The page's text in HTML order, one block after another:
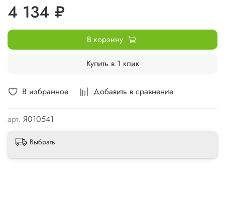
В избранное Добавить в сравнение
арт. Я010541
4 134 ₽
В корзину
Купить в 1 клик
Выбрать